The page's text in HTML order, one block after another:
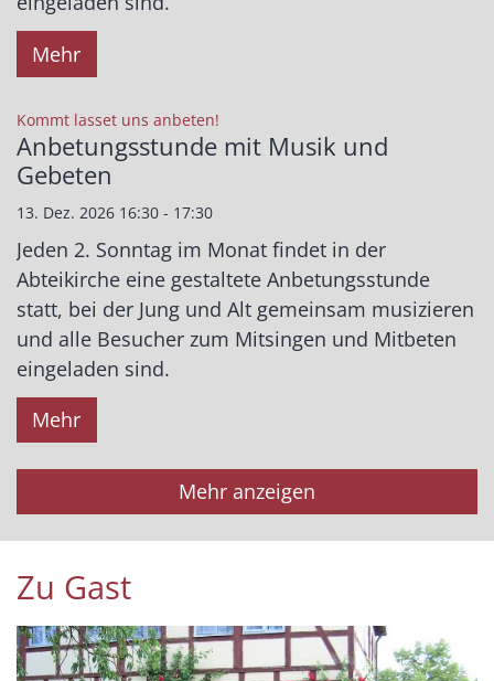
Mehr
Kommt lasset uns anbeten!
Anbetungsstunde mit Musik und
Gebeten
13. Dez. 2026 16:30 - 17:30
Jeden 2. Sonntag im Monat findet in der
Abteikirche eine gestaltete Anbetungsstunde
statt, bei der Jung und Alt gemeinsam musizieren
und alle Besucher zum Mitsingen und Mitbeten
eingeladen sind.
Mehr
Mehr anzeigen
Zu Gast